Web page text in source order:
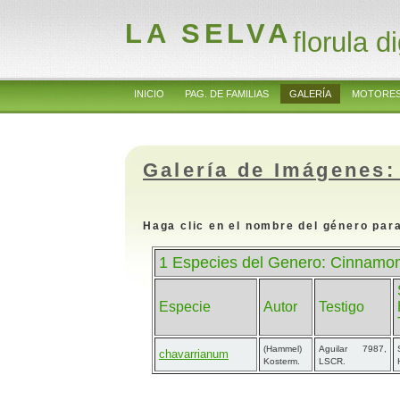
LA SELVAflorula
INICIO PAG. DE FAMILIAS GALERÍA
Galería de
Haga clic en el nombre del género
1 Especies del Genero:
Especie Autor Testigo
chavarrianum
(Hammel)
Kosterm.
Aguilar 7987,
LSCR.